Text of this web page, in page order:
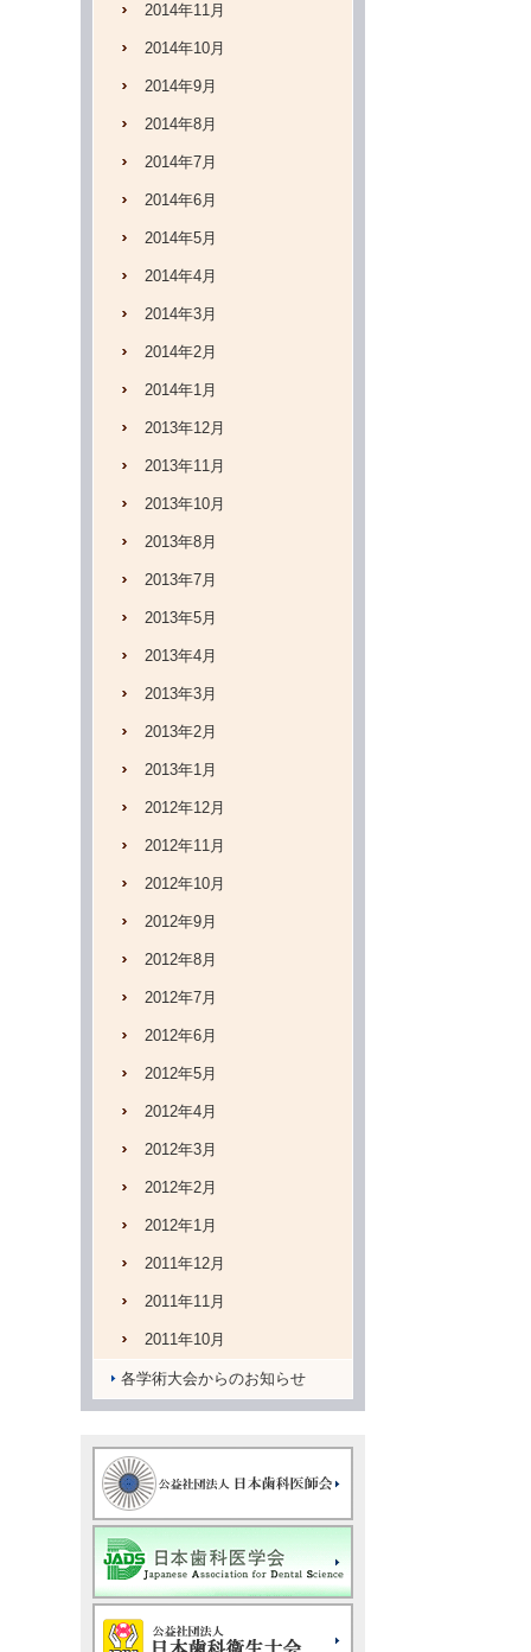
2014年11月
2014年10月
2014年9月
2014年8月
2014年7月
2014年6月
2014年5月
2014年4月
2014年3月
2014年2月
2014年1月
2013年12月
2013年11月
2013年10月
2013年8月
2013年7月
2013年5月
2013年4月
2013年3月
2013年2月
2013年1月
2012年12月
2012年11月
2012年10月
2012年9月
2012年8月
2012年7月
2012年6月
2012年5月
2012年4月
2012年3月
2012年2月
2012年1月
2011年12月
2011年11月
2011年10月
各学術大会からのお知らせ